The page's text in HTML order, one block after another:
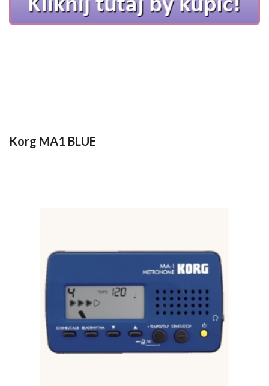
Korg MA1 BLUE